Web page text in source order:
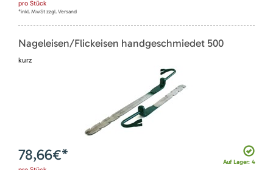
pro Stück
*inkl. MwSt zzgl. Versand
Nageleisen/Flickeisen handgeschmiedet 500
kurz
Auf Lager: 4
78,66€*